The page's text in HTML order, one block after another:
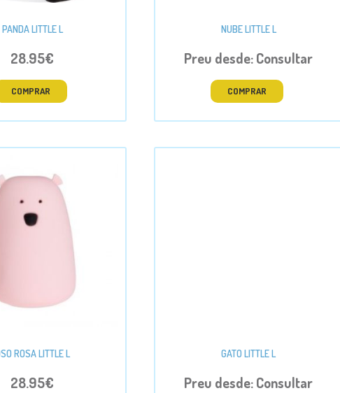
PANDA LITTLE L
28.95€
COMPRAR
NUBE LITTLE L
Preu desde: Consultar
COMPRAR
OSO ROSA LITTLE L
28.95€
GATO LITTLE L
Preu desde: Consultar